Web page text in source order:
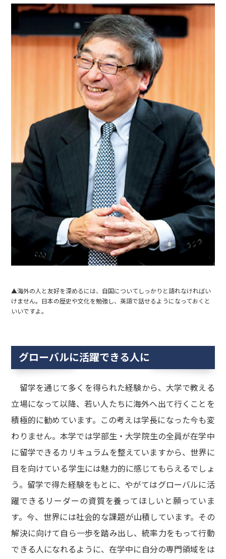
▲海外の人と友好を深めるには、自国についてしっかりと語れなければい
けません。日本の歴史や文化を勉強し、英語で話せるようになっておくと
いいですよ。
グローバルに活躍できる人に
留学を通じて多くを得られた経験から、大学で教える
立場になって以降、若い人たちに海外へ出て行くことを
積極的に勧めています。この考えは学長になった今も変
わりません。本学では学部生・大学院生の全員が在学中
に留学できるカリキュラムを整えていますから、世界に
目を向けている学生には魅力的に感じてもらえるでしょ
う。留学で得た経験をもとに、やがてはグローバルに活
躍できるリーダーの資質を養ってほしいと願っていま
す。今、世界には社会的な課題が山積しています。その
解決に向けて自ら一歩を踏み出し、統率力をもって行動
できる人になれるように、在学中に自分の専門領域をは